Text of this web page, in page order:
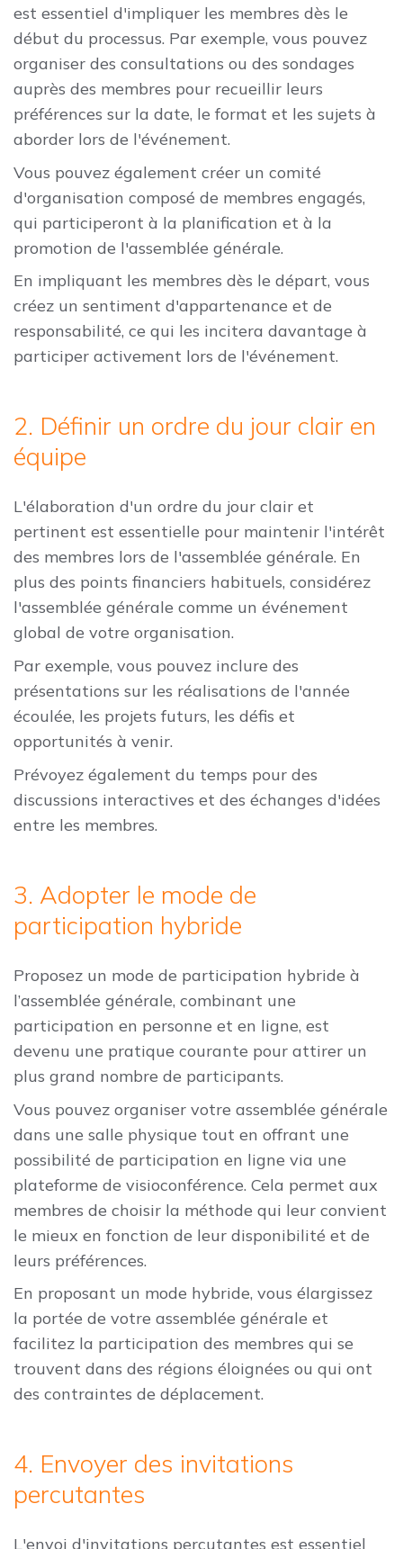
est essentiel d'impliquer les membres dès le
début du processus. Par exemple, vous pouvez
organiser des consultations ou des sondages
auprès des membres pour recueillir leurs
préférences sur la date, le format et les sujets à
aborder lors de l'événement.
Vous pouvez également créer un comité
d'organisation composé de membres engagés,
qui participeront à la planification et à la
promotion de l'assemblée générale.
En impliquant les membres dès le départ, vous
créez un sentiment d'appartenance et de
responsabilité, ce qui les incitera davantage à
participer activement lors de l'événement.
2. Définir un ordre du jour clair en
équipe
L'élaboration d'un ordre du jour clair et
pertinent est essentielle pour maintenir l'intérêt
des membres lors de l'assemblée générale. En
plus des points financiers habituels, considérez
l'assemblée générale comme un événement
global de votre organisation.
Par exemple, vous pouvez inclure des
présentations sur les réalisations de l'année
écoulée, les projets futurs, les défis et
opportunités à venir.
Prévoyez également du temps pour des
discussions interactives et des échanges d'idées
entre les membres.
3. Adopter le mode de
participation hybride
Proposez un mode de participation hybride à
l’assemblée générale, combinant une
participation en personne et en ligne, est
devenu une pratique courante pour attirer un
plus grand nombre de participants.
Vous pouvez organiser votre assemblée générale
dans une salle physique tout en offrant une
possibilité de participation en ligne via une
plateforme de visioconférence. Cela permet aux
membres de choisir la méthode qui leur convient
le mieux en fonction de leur disponibilité et de
leurs préférences.
En proposant un mode hybride, vous élargissez
la portée de votre assemblée générale et
facilitez la participation des membres qui se
trouvent dans des régions éloignées ou qui ont
des contraintes de déplacement.
4. Envoyer des invitations
percutantes
L'envoi d'invitations percutantes est essentiel